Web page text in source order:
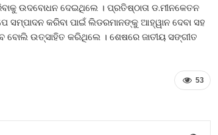
ଉଦବୋଧନ ଦେଇଥିଲେ । ପ୍ରତିଷ୍ଠାତା ଡ.ମୀନକେତନ
ସମ୍ପାଦନ କରିବା ପାଇଁ ଲିଡରମାନଙ୍କୁ ଆହ୍ୱାନ ଦେବା ସହ
ବୋଲି ଉତ୍ସାହିତ କରିଥିଲେ । ଶେଷରେ ଜାତୀୟ ସଙ୍ଗୀତ
53